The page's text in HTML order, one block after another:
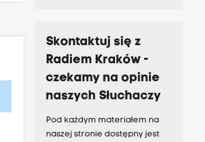
Skontaktuj się z
Radiem Kraków -
czekamy na opinie
naszych Słuchaczy
Pod każdym materiałem na
naszej stronie dostępny jest